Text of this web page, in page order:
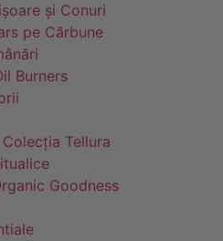
și Conuri
pe Cărbune
Burners
Tellura
Goodness